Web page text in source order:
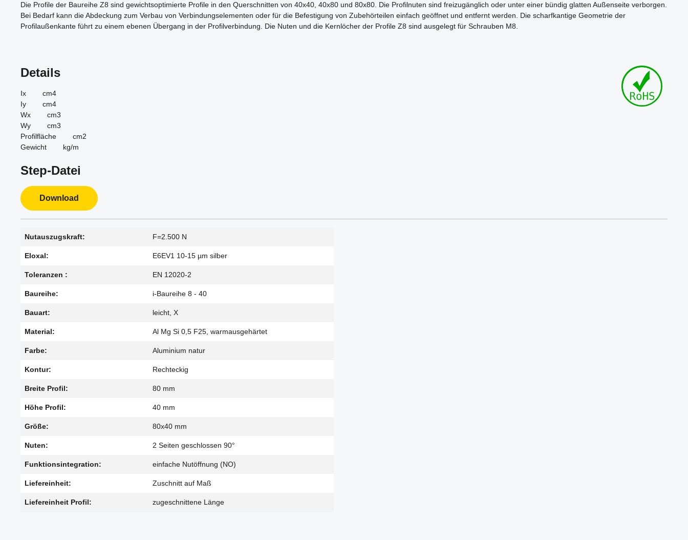
Die Profile der Baureihe Z8 sind gewichtsoptimierte Profile in den Querschnitten von 40x40, 40x80 und 80x80. Die Profilnuten sind freizugänglich oder unter einer bündig glatten Außenseite verborgen.
Bei Bedarf kann die Abdeckung zum Verbau von Verbindungselementen oder für die Befestigung von Zubehörteilen einfach geöffnet und entfernt werden. Die scharfkantige Geometrie der
Profilaußenkante führt zu einem ebenen Übergang in der Profilverbindung. Die Nuten und die Kernlöcher der Profile Z8 sind ausgelegt für Schrauben M8.
Details
Ix cm4
Iy cm4
Wx cm3
Wy cm3
Profilfläche cm2
Gewicht kg/m
Step-Datei
Download
Nutauszugskraft: F=2.500 N
Eloxal: E6EV1 10-15 µm silber
Toleranzen : EN 12020-2
Baureihe: i-Baureihe 8 - 40
Bauart: leicht, X
Material: Al Mg Si 0,5 F25, warmausgehärtet
Farbe: Aluminium natur
Kontur: Rechteckig
Breite Profil: 80 mm
Höhe Profil: 40 mm
Größe: 80x40 mm
Nuten: 2 Seiten geschlossen 90°
Funktionsintegration: einfache Nutöffnung (NO)
Liefereinheit: Zuschnitt auf Maß
Liefereinheit Profil: zugeschnittene Länge